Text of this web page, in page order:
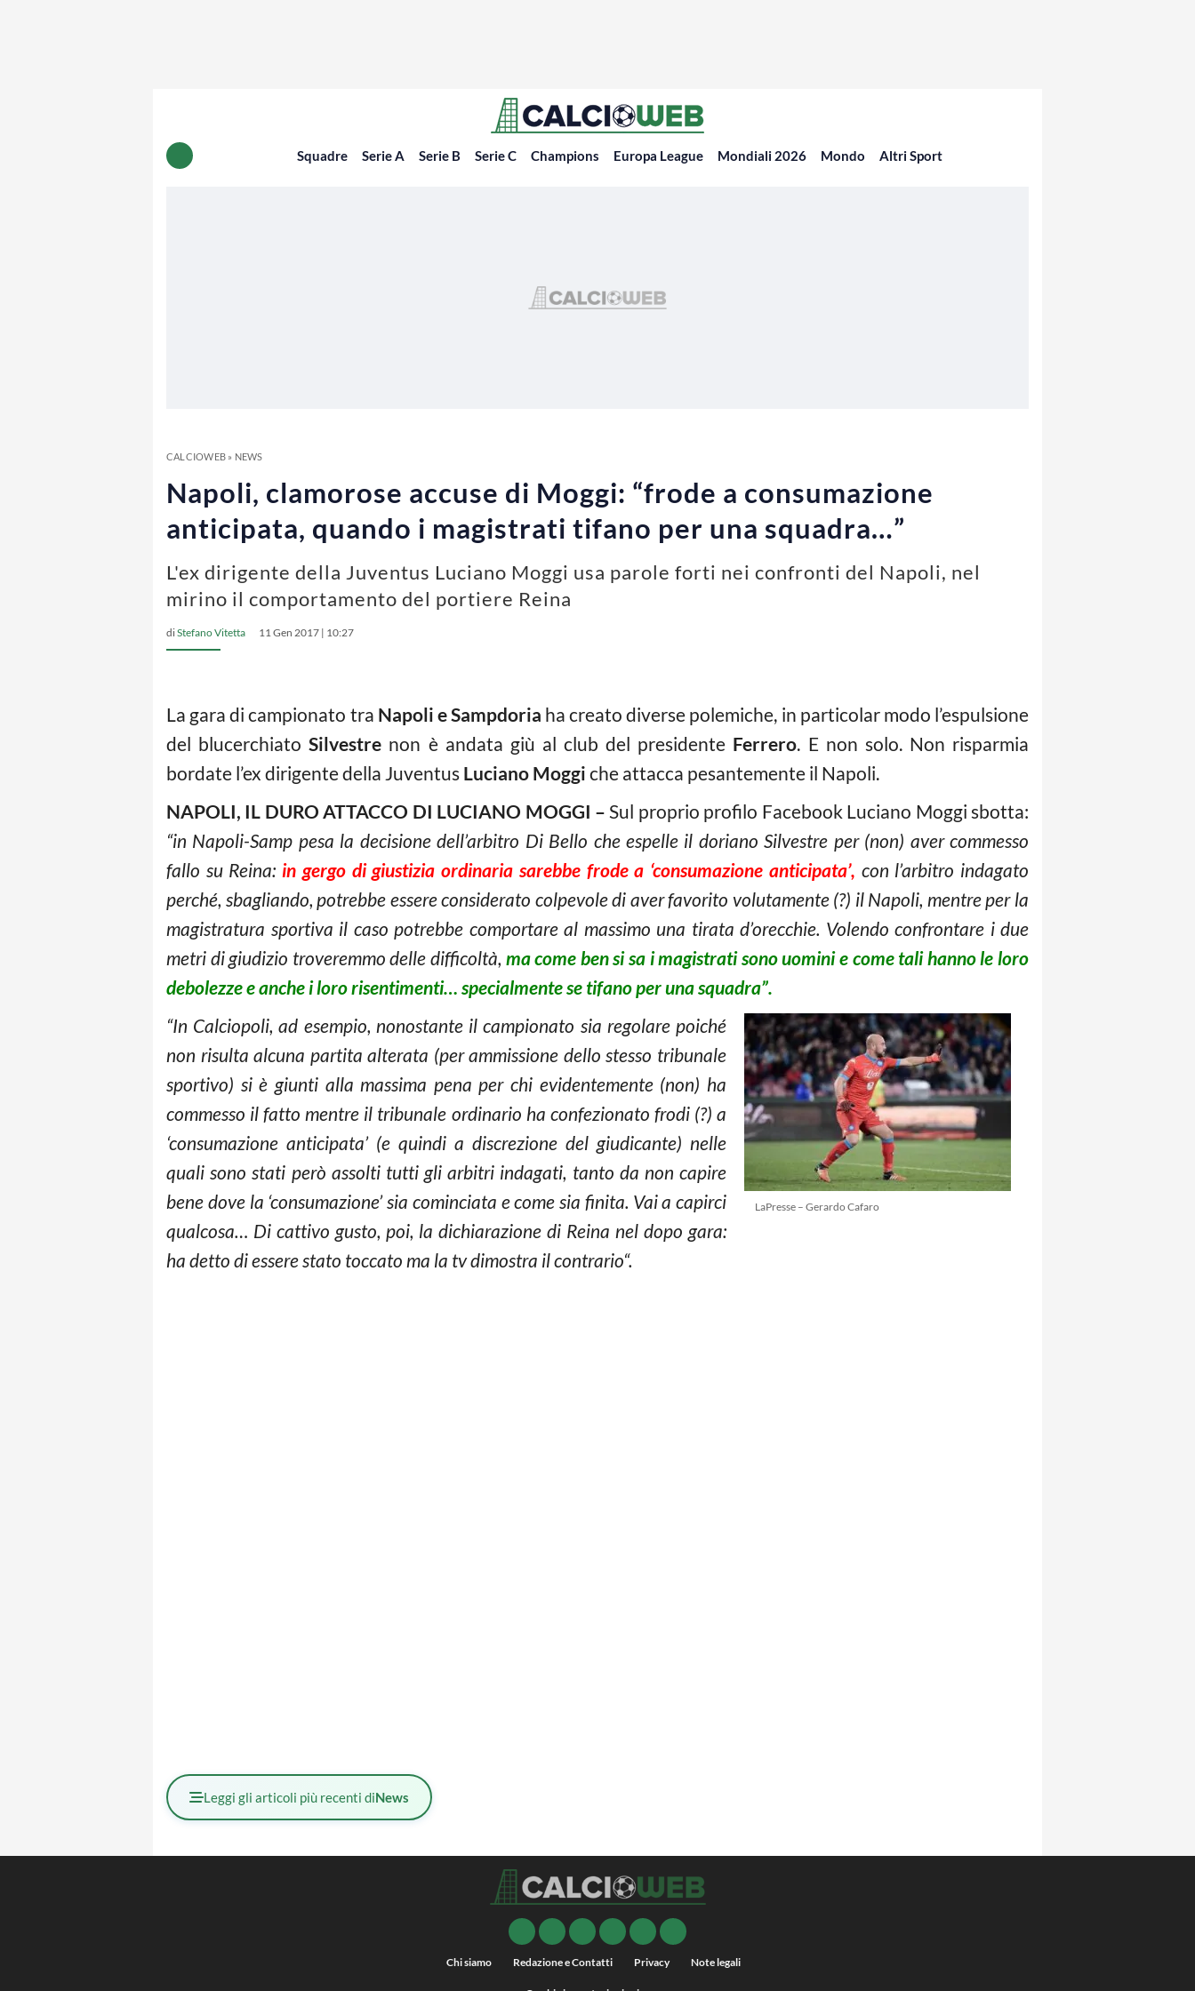
Squadre Serie A Serie B Serie C Champions Europa League Mondiali 2026 Mondo Altri Sport
CALCIOWEB» NEWS
Napoli, clamorose accuse di Moggi: “frode a consumazione
anticipata, quando i magistrati tifano per una squadra…”
L'ex dirigente della Juventus Luciano Moggi usa parole forti nei confronti del Napoli, nel
mirino il comportamento del portiere Reina
diStefano Vitetta 11 Gen 2017 | 10:27
La gara di campionato tra Napoli e Sampdoria ha creato diverse polemiche, in particolar modo l’espulsione
del blucerchiatoSilvestre non è andata giù al club del presidente Ferrero. E non solo. Non risparmia
bordate l’ex dirigente della Juventus Luciano Moggi che attacca pesantemente il Napoli.
NAPOLI, IL DURO ATTACCO DI LUCIANO MOGGI – Sul proprio profilo Facebook Luciano Moggi sbotta:
“in Napoli-Samp pesa la decisione dell’arbitro Di Bello che espelle il doriano Silvestre per (non) aver commesso
fallo su Reina: in gergo di giustizia ordinaria sarebbe frode a ‘consumazione anticipata’, con l’arbitro indagato
perché, sbagliando, potrebbe essere considerato colpevole di aver favorito volutamente (?) il Napoli, mentre per la
magistratura sportiva il caso potrebbe comportare al massimo una tirata d’orecchie. Volendo confrontare i due
metri di giudizio troveremmo delle difficoltà, ma come ben si sa i magistrati sono uomini e come tali hanno le loro
debolezze e anche i loro risentimenti… specialmente se tifano per una squadra”.
LaPresse – Gerardo Cafaro
“In Calciopoli, ad esempio, nonostante il campionato sia regolare poiché
non risulta alcuna partita alterata (per ammissione dello stesso tribunale
sportivo) si è giunti alla massima pena per chi evidentemente (non) ha
commesso il fatto mentre il tribunale ordinario ha confezionato frodi (?) a
‘consumazione anticipata’ (e quindi a discrezione del giudicante) nelle
quali sono stati però assolti tutti gli arbitri indagati, tanto da non capire
bene dove la ‘consumazione’ sia cominciata e come sia finita. Vai a capirci
qualcosa… Di cattivo gusto, poi, la dichiarazione di Reina nel dopo gara:
ha detto di essere stato toccato ma la tv dimostra il contrario“.
Leggi gli articoli più recenti diNews
Chi siamo Redazione e Contatti Privacy Note legali